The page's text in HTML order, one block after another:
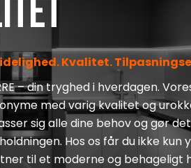
Kvalitet.
– din tryghed i hverdagen.
med varig kvalitet og
sig alle dine behov og gør
Hos os får du ikke kun
til et moderne og behageligt